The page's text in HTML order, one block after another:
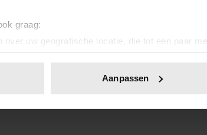
graag:
over uw geografische locatie, die tot een paar
door het actief te scannen op specifieke
of intrekken in de Cookieverklaring.
Aanpassen
EEN SKATEBOARD
Nu met bewegend beeld.